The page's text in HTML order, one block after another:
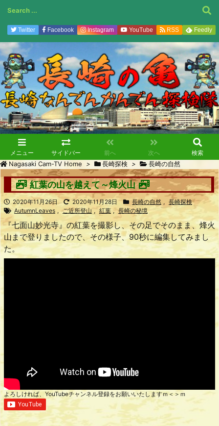
メニュー サイドバー 前へ 次へ 検索
Twitter Facebook Instagram YouTube RSS Feedly
Nagasaki Cam-TV Home > 長崎探検 > 長崎の自然
紅葉の山を越えて～烽火山
2020年11月26日 2020年11月28日 長崎の自然 , 長崎探検
AutumnLeaves , ご近所登山 , 紅葉 , 長崎の秘境
『七面山妙光寺』の紅葉を撮影し、その足でそのまま、烽火
山まで登りましたので、その様子、90秒に編集してみまし
た。
よろしければ、YouTubeチャンネル登録をお願いいたしますｍ＜＞ｍ